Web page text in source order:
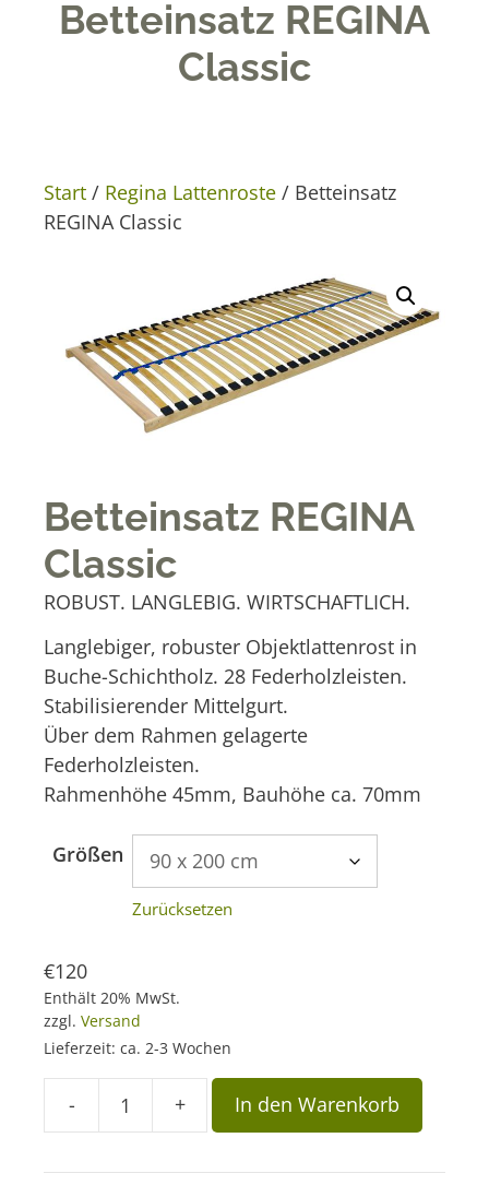
Betteinsatz REGINA
Classic
Start / Regina Lattenroste / Betteinsatz
REGINA Classic
Betteinsatz REGINA
Classic
ROBUST. LANGLEBIG. WIRTSCHAFTLICH.
Langlebiger, robuster Objektlattenrost in
Buche-Schichtholz. 28 Federholzleisten.
Stabilisierender Mittelgurt.
Über dem Rahmen gelagerte
Federholzleisten.
Rahmenhöhe 45mm, Bauhöhe ca. 70mm
Größen
Zurücksetzen
€120
Enthält 20% MwSt.
zzgl. Versand
Lieferzeit: ca. 2-3 Wochen
-
Betteinsatz
Classic
+ In den Warenkorb
n
a
t
i
e